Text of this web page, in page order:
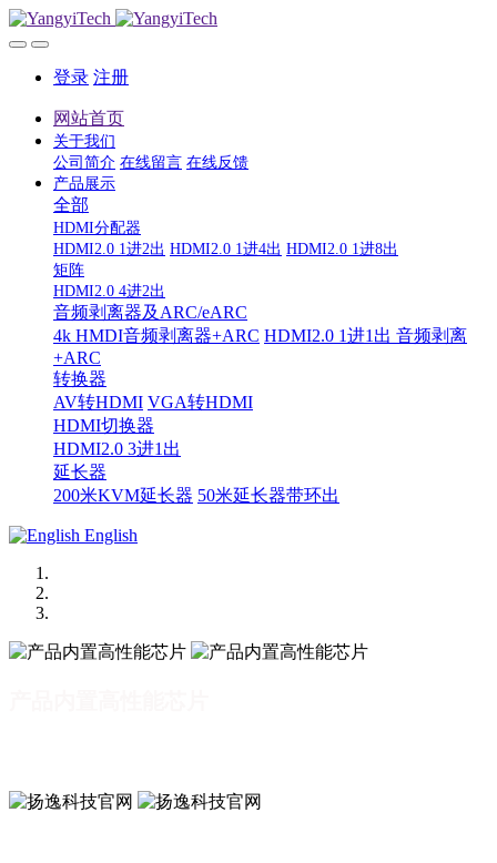
登录 注册
网站首页
关于我们
公司简介 在线留言 在线反馈
产品展示
全部
HDMI分配器
HDMI2.0 1进2出 HDMI2.0 1进4出 HDMI2.0 1进8出
矩阵
HDMI2.0 4进2出
音频剥离器及ARC/eARC
4k HMDI音频剥离器+ARC HDMI2.0 1进1出 音频剥离
+ARC
转换器
AV转HDMI VGA转HDMI
HDMI切换器
HDMI2.0 3进1出
延长器
200米KVM延长器 50米延长器带环出
English